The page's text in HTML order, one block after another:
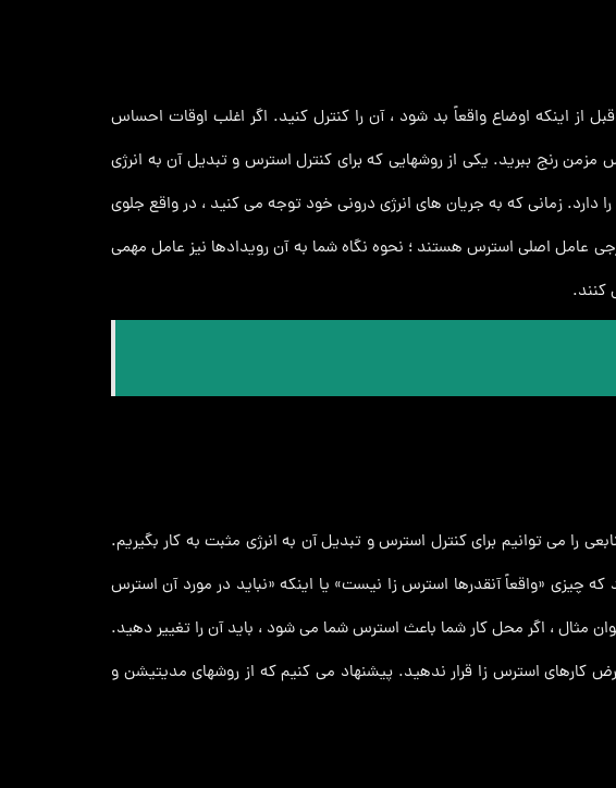
اینکه اوضاع واقعاً بد شود ، آن را کنترل کنید. اگر اغلب اوقات احساس
رنج ببرید. یکی از روشهایی که برای کنترل استرس و تبدیل آن به انرژی
دارد. زمانی که به جریان های انرژی درونی خود توجه می کنید ، در واقع جلوی
عامل اصلی استرس هستند ؛ نحوه نگاه شما به آن رویدادها نیز عامل مهمی
کنند.
را می توانیم برای کنترل استرس و تبدیل آن به انرژی مثبت به کار بگیریم.
«واقعاً آنقدرها استرس زا نیست» یا اینکه «نباید در مورد آن استرس
مثال ، اگر محل کار شما باعث استرس شما می شود ، باید آن را تغییر دهید.
کارهای استرس زا قرار ندهید. پیشنهاد می کنیم که از روشهای مدیتیشن و